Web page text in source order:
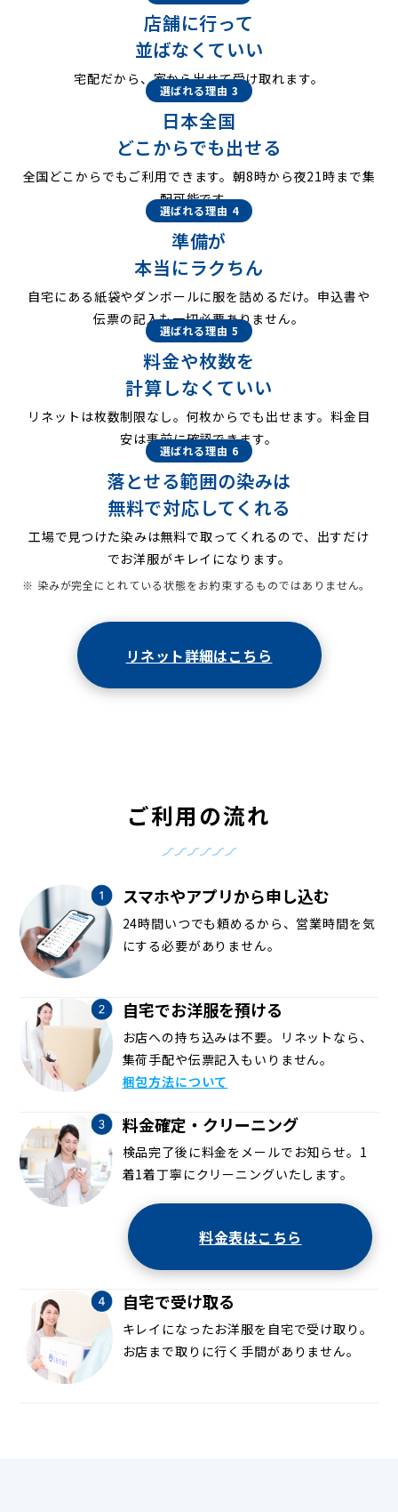
店舗に行って
並ばなくていい
宅配だから、家から出せて受け取れます。
選ばれる理由 3
日本全国
どこからでも出せる
全国どこからでもご利用できます。朝8時から夜21時まで集
配可能です。
選ばれる理由 4
準備が
本当にラクちん
自宅にある紙袋やダンボールに服を詰めるだけ。申込書や
伝票の記入も一切必要ありません。
選ばれる理由 5
料金や枚数を
計算しなくていい
リネットは枚数制限なし。何枚からでも出せます。料金目
安は事前に確認できます。
選ばれる理由 6
落とせる範囲の染みは
無料で対応してくれる
工場で見つけた染みは無料で取ってくれるので、出すだけ
でお洋服がキレイになります。
※ 染みが完全にとれている状態をお約束するものではありません。
リネット詳細はこちら
ご利用の流れ
スマホやアプリから申し込む
24時間いつでも頼めるから、営業時間を気
にする必要がありません。
自宅でお洋服を預ける
お店への持ち込みは不要。リネットなら、
集荷手配や伝票記入もいりません。
梱包方法について
料金確定・クリーニング
検品完了後に料金をメールでお知らせ。1
着1着丁寧にクリーニングいたします。
料金表はこちら
自宅で受け取る
キレイになったお洋服を自宅で受け取り。
お店まで取りに行く手間がありません。